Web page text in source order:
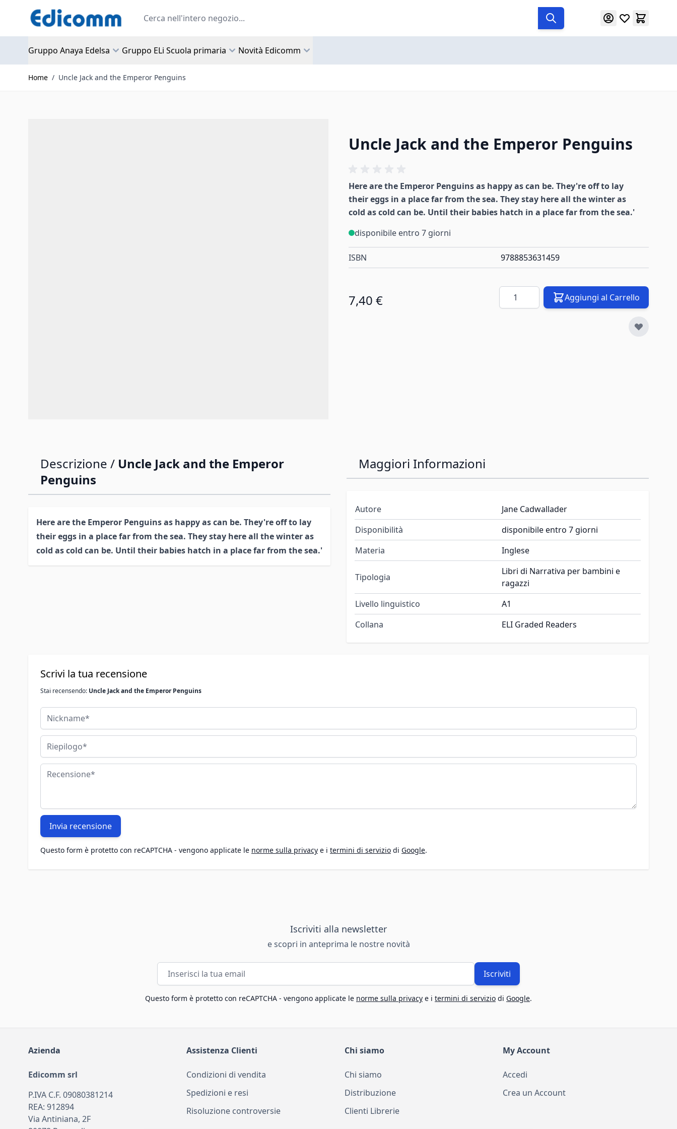
Search
Gruppo Anaya Edelsa Gruppo ELi Scuola primaria Novità Edicomm
Home / Uncle Jack and the Emperor Penguins
Uncle Jack and the Emperor Penguins
Here are the Emperor Penguins as happy as can be. They're off to lay
their eggs in a place far from the sea. They stay here all the winter as
cold as cold can be. Until their babies hatch in a place far from the sea.'
disponibile entro 7 giorni
ISBN 9788853631459
7,40 € Quantità Aggiungi al Carrello
Descrizione / Uncle Jack and the Emperor
Penguins
Here are the Emperor Penguins as happy as can be. They're off to lay
their eggs in a place far from the sea. They stay here all the winter as
cold as cold can be. Until their babies hatch in a place far from the sea.'
Maggiori Informazioni
Autore
Jane Cadwallader
Disponibilità
disponibile entro 7 giorni
Materia
Inglese
Tipologia
Libri di Narrativa per bambini e
ragazzi
Livello linguistico
A1
Collana
ELI Graded Readers
Scrivi la tua recensione
Stai recensendo: Uncle Jack and the Emperor Penguins
Nickname
Riepilogo
Recensione
Invia recensione
Questo form è protetto con reCAPTCHA - vengono applicate le norme sulla privacy e i termini di servizio di Google.
Iscriviti alla newsletter
e scopri in anteprima le nostre novità
Indirizzo email
Iscriviti
Questo form è protetto con reCAPTCHA - vengono applicate le norme sulla privacy e i termini di servizio di Google.
Azienda
Edicomm srl
P.IVA C.F. 09080381214
REA: 912894
Via Antiniana, 2F
Assistenza Clienti
Condizioni di vendita
Spedizioni e resi
Risoluzione controversie
Chi siamo
Chi siamo
Distribuzione
Clienti Librerie
My Account
Accedi
Crea un Account